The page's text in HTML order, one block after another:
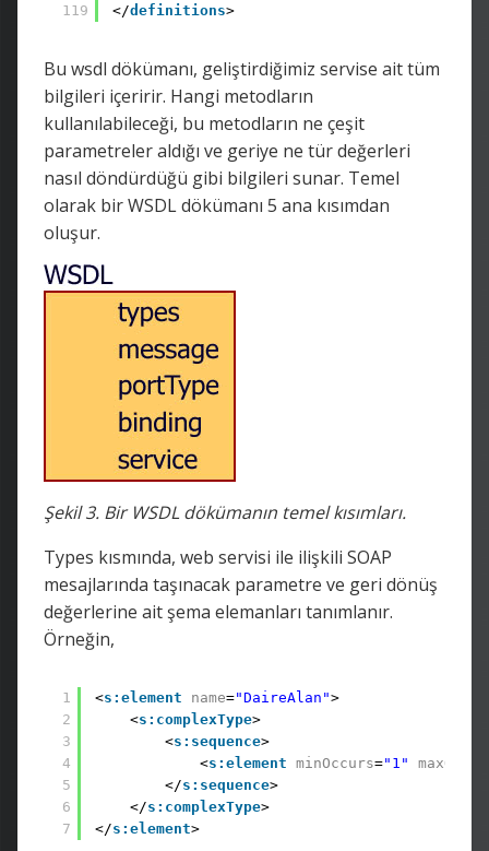
119
</definitions>
Bu wsdl dökümanı, geliştirdiğimiz servise ait tüm
bilgileri içeririr. Hangi metodların
kullanılabileceği, bu metodların ne çeşit
parametreler aldığı ve geriye ne tür değerleri
nasıl döndürdüğü gibi bilgileri sunar. Temel
olarak bir WSDL dökümanı 5 ana kısımdan
oluşur.
Şekil 3. Bir WSDL dökümanın temel kısımları.
Types kısmında, web servisi ile ilişkili SOAP
mesajlarında taşınacak parametre ve geri dönüş
değerlerine ait şema elemanları tanımlanır.
Örneğin,
1
2
3
4
5
6
7
<s:element name="DaireAlan">
<s:complexType>
<s:sequence>
<s:element minOccurs="1"
</s:sequence>
</s:complexType>
</s:element>